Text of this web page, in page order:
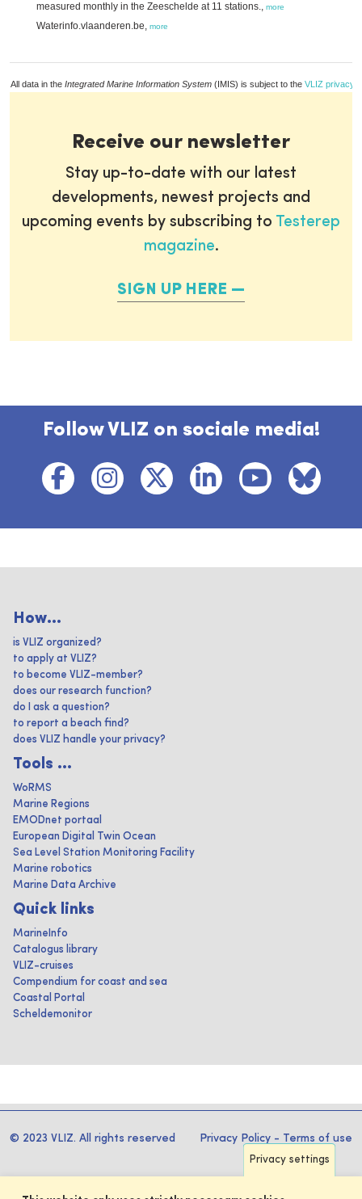
measured monthly in the Zeeschelde at 11 stations., more
Waterinfo.vlaanderen.be, more
All data in the Integrated Marine Information System (IMIS) is subject to the VLIZ privacy
Receive our newsletter
Stay up-to-date with our latest
developments, newest projects and
upcoming events by subscribing to Testerep
magazine.
SIGN UP HERE
Follow VLIZ on sociale media!
How...
is VLIZ organized?
to apply at VLIZ?
to become VLIZ-member?
does our research function?
do I ask a question?
to report a beach find?
does VLIZ handle your privacy?
Tools ...
WoRMS
Marine Regions
EMODnet portaal
European Digital Twin Ocean
Sea Level Station Monitoring Facility
Marine robotics
Marine Data Archive
Quick links
MarineInfo
Catalogus library
VLIZ-cruises
Compendium for coast and sea
Coastal Portal
Scheldemonitor
© 2023 VLIZ. All rights reserved Privacy Policy - Terms of use
Privacy settings